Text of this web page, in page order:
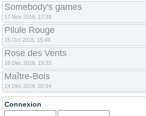
Somebody's games
17 Nov 2016, 17:33
Pilule Rouge
15 Oct 2015, 15:49
Rose des Vents
18 Déc 2016, 19:33
Maître-Bois
24 Déc 2016, 02:54
Connexion